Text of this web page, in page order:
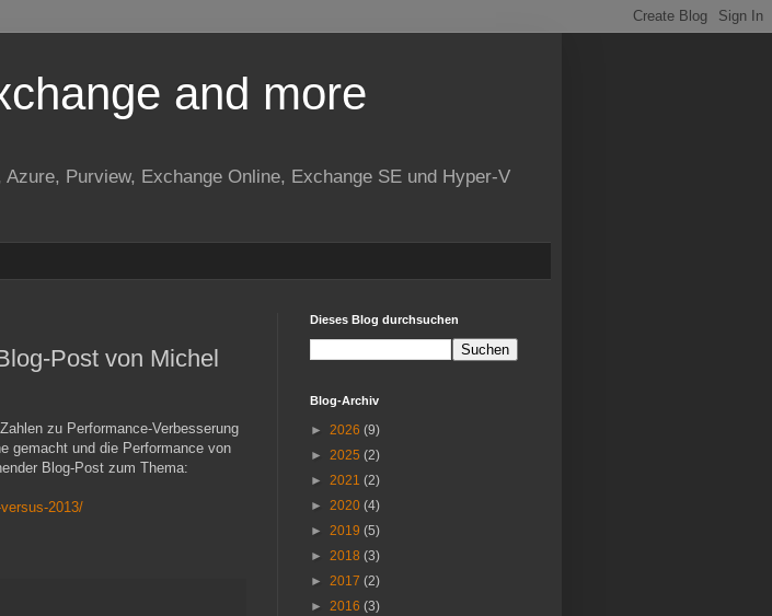
and more
Purview, Exchange Online, Exchange SE und Hyper-V
Post von Michel
zu Performance-Verbesserung
gemacht und die Performance von
Blog-Post zum Thema:
2013/
Dieses Blog durchsuchen
Blog-Archiv
► 2026 (9)
► 2025 (2)
► 2021 (2)
► 2020 (4)
► 2019 (5)
► 2018 (3)
► 2017 (2)
► 2016 (3)